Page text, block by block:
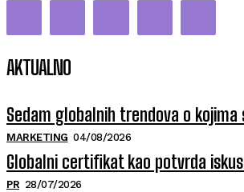
AKTUALNO
Sedam globalnih trendova o
MARKETING 04/08/2026
Globalni certifikat kao potvrda
PR 28/07/2026